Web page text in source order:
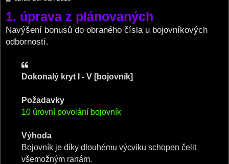
t
1. úprava z plánovaných
Navýšení bonusů do obraného čísla u bojovníkových
odborností.
Dokonalý kryt I - V [bojovník]
Požadavky
10 úrovní povolání bojovník
Výhoda
Bojovník je díky dlouhému výcviku schopen čelit
všemožným ranám.